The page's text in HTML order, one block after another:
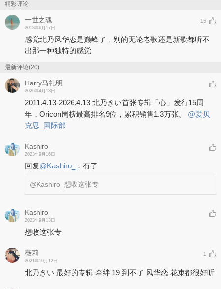
精彩评论
一世之魂
2018年6月17日
15
感觉北乃风华恋是巅峰了，别的无论老歌还是新歌都听不
出那一种独特的感觉
最新评论(20)
Harry马礼明
2026年4月13日
2011.4.13-2026.4.13 北乃きい首张专辑「心」发行15周
年，Oricon周榜最高排名9位，累积销售1.3万张。 @爱贝
克思_国际部
Kashiro_
2023年9月16日
回复@Kashiro_ ： 有了
@Kashiro_ 想收这张专
Kashiro_
2023年9月13日
想收这张专
薇莉
2021年10月12日
1
北乃きい 最好的专辑 牵绊 19 到不了 风华恋 花束都很好听